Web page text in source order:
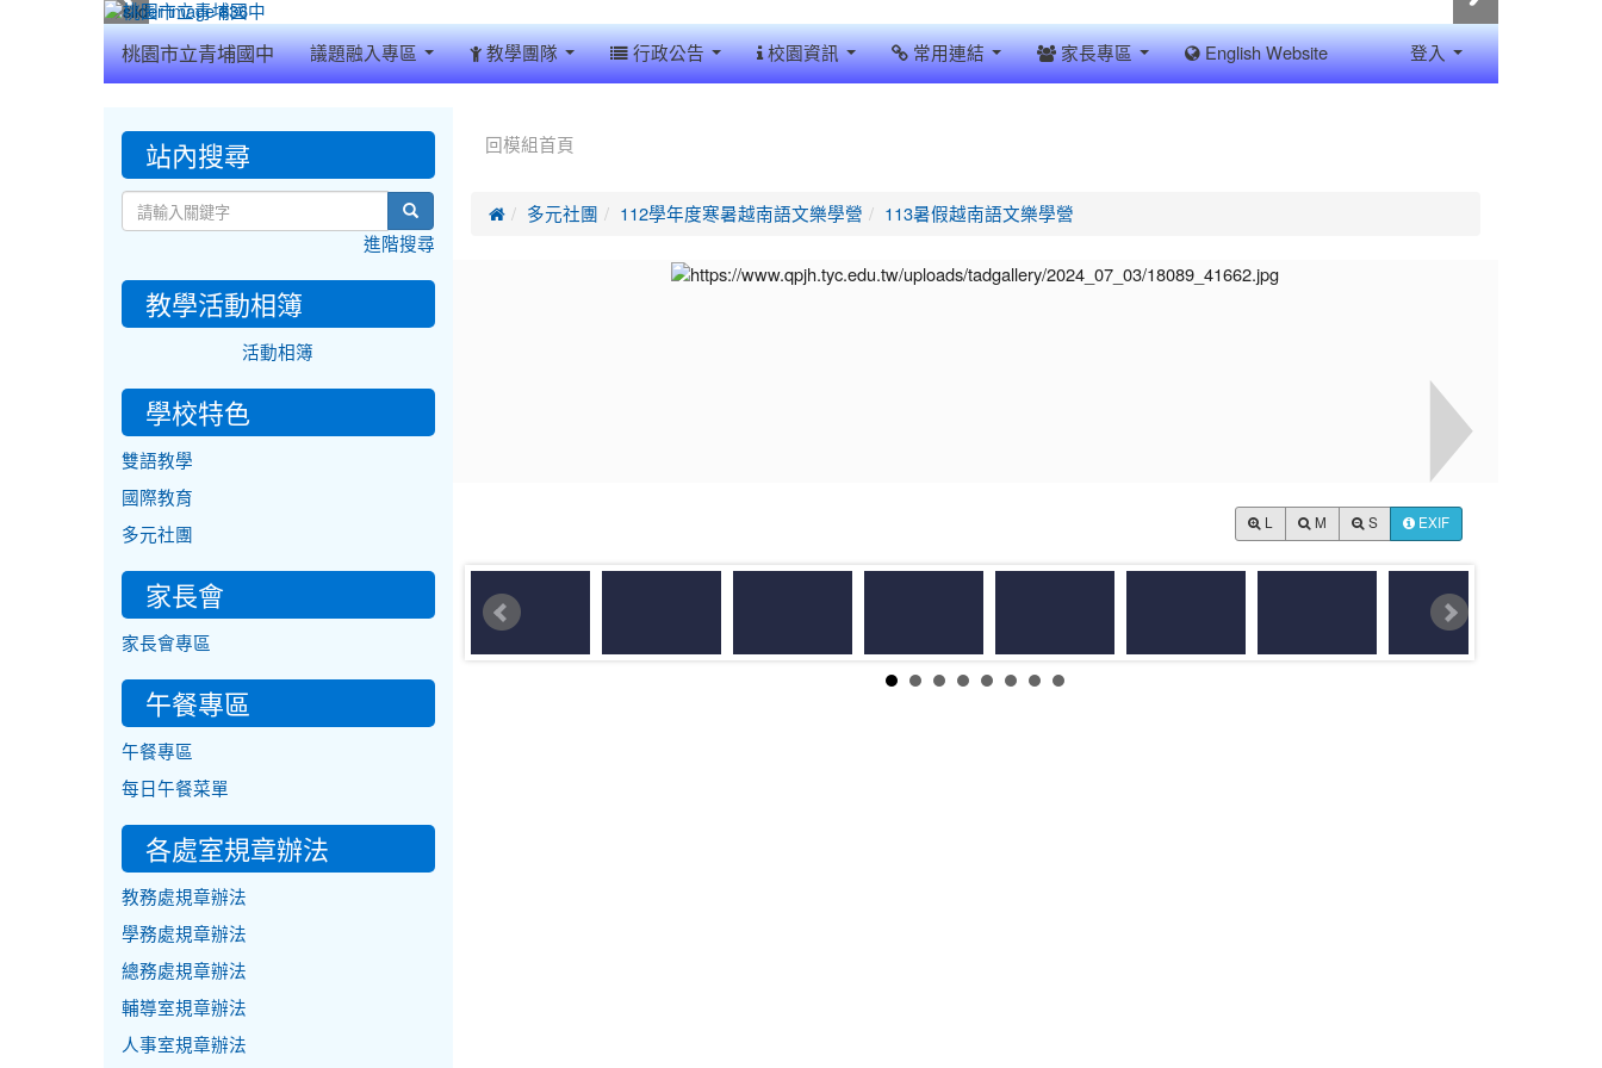
桃園市立青埔國中 議題融入專區 教學團隊 行政公告 校園資訊 常用連結 家長專區 English Website 登入
回模組首頁
 多元社團 112學年度寒暑越南語文樂學營 113暑假越南語文樂學營
M S EXIF
::: 站內搜尋
search
進階搜尋
教學活動相簿
活動相簿
學校特色
雙語教學
國際教育
多元社團
家長會
家長會專區
午餐專區
午餐專區
每日午餐菜單
各處室規章辦法
教務處規章辦法
學務處規章辦法
總務處規章辦法
輔導室規章辦法
人事室規章辦法